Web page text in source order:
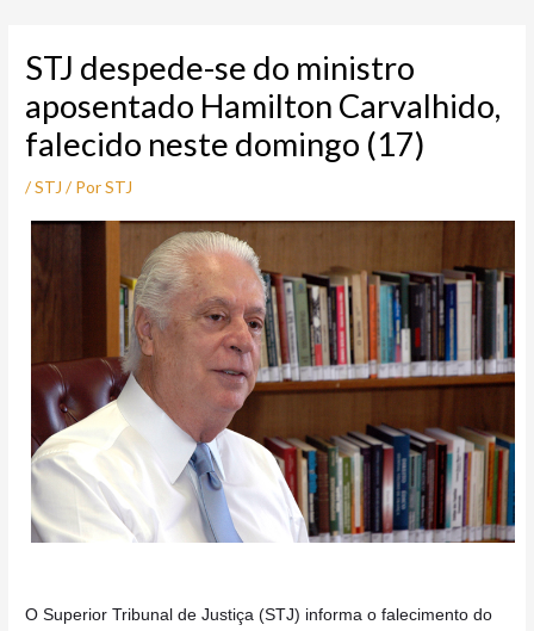
conteúdo
STJ despede-se do ministro
aposentado Hamilton Carvalhido,
falecido neste domingo (17)
/STJ / PorSTJ
O Superior Tribunal de Justiça (STJ) informa o falecimento do